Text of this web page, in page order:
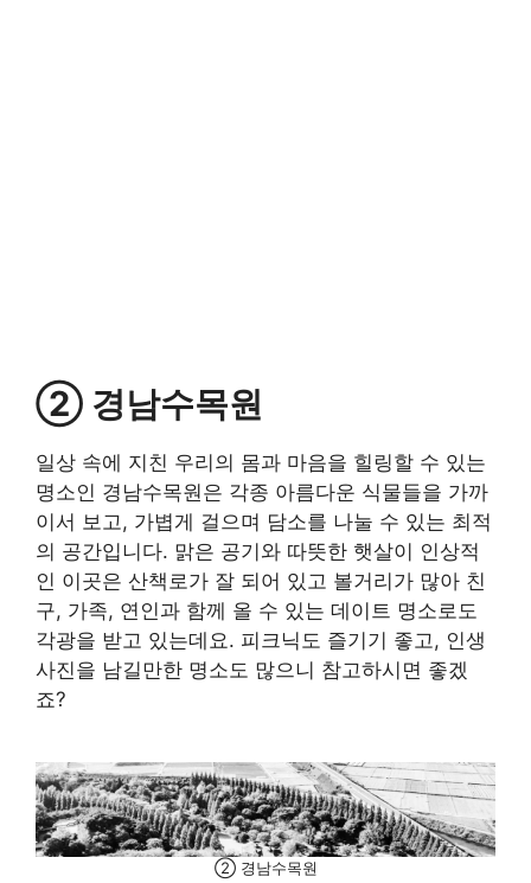
② 경남수목원
일상 속에 지친 우리의 몸과 마음을 힐링할 수 있는
명소인 경남수목원은 각종 아름다운 식물들을 가까
이서 보고, 가볍게 걸으며 담소를 나눌 수 있는 최적
의 공간입니다. 맑은 공기와 따뜻한 햇살이 인상적
인 이곳은 산책로가 잘 되어 있고 볼거리가 많아 친
구, 가족, 연인과 함께 올 수 있는 데이트 명소로도
각광을 받고 있는데요. 피크닉도 즐기기 좋고, 인생
사진을 남길만한 명소도 많으니 참고하시면 좋겠
죠?
② 경남수목원